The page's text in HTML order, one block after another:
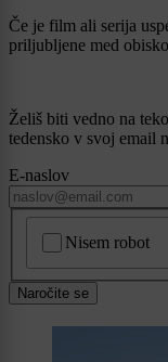
Če je film ali serija
priljubljene med
Želiš biti vedno na
tedensko v svoj email
E-naslov
Nisem robot
Naročite se